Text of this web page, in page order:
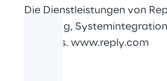
Die Dienstleistungen von
Beratung,
Services. www.reply.com